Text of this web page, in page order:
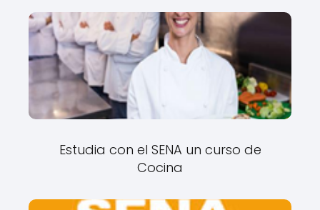
Estudia con el SENA un curso de
Cocina